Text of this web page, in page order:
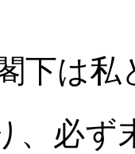
下は
、必